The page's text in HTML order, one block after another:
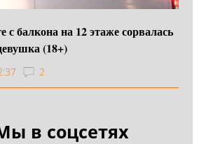
с балкона на 12 этаже сорвалась
(18+)
2
в соцсетях